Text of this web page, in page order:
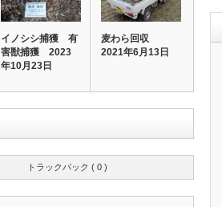
イノシシ捕獲 有
害獣捕獲 2023
年10月23日
麦わら回収
2021年6月13日
トラックバック ( 0 )